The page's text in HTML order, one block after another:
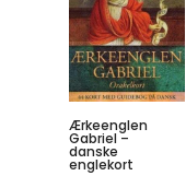
Ærkeenglen
Gabriel –
danske
englekort